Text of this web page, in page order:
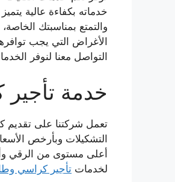
خدماته بكفاءة عالية
والتمتع بمناسبتك
الأغراض التي يجب
التواصل معنا لنوفر
خدمة تأجير
تعمل شركتنا على تقديم
التشكيلات وبأرخص
أعلى مستوى من الرقي
لخدمات تأجير كراسي